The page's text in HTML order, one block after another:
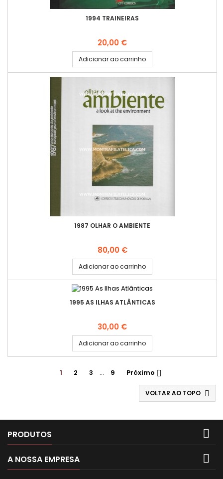
1994 TRAINEIRAS
Preço
20,00 €
Adicionar ao carrinho
1987 OLHAR O AMBIENTE
Preço
80,00 €
Adicionar ao carrinho
1995 AS ILHAS ATLÂNTICAS
Preço
30,00 €
Adicionar ao carrinho
1 2 3 … 9 Próximo 
VOLTAR AO TOPO 
PRODUTOS 
A NOSSA EMPRESA 